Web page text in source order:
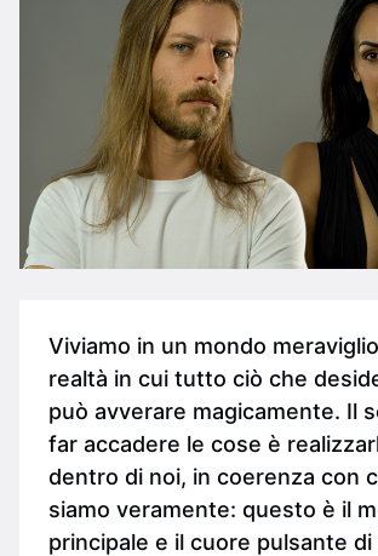
Viviamo in un mondo
realtà in cui tutto ciò che
può avverare magicamente. Il
far accadere le cose è
dentro di noi, in coerenza con
siamo veramente: questo è il
principale e il cuore pulsante di